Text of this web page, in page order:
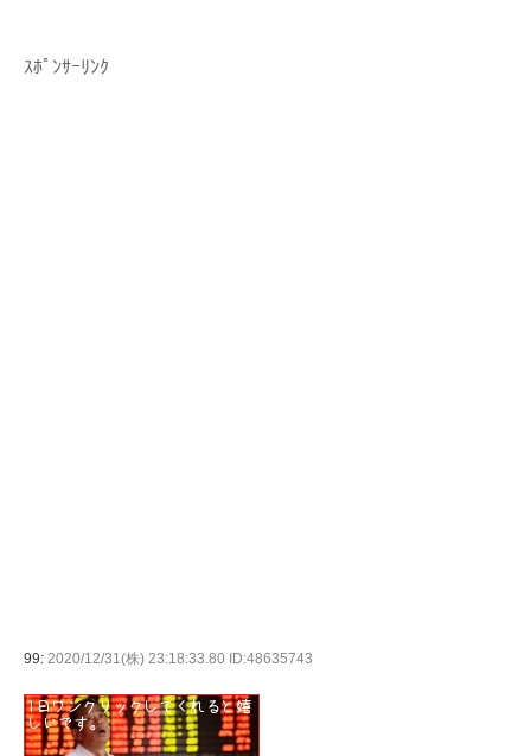
ｽﾎﾟﾝｻｰﾘﾝｸ
99: 2020/12/31(株) 23:18:33.80 ID:48635743